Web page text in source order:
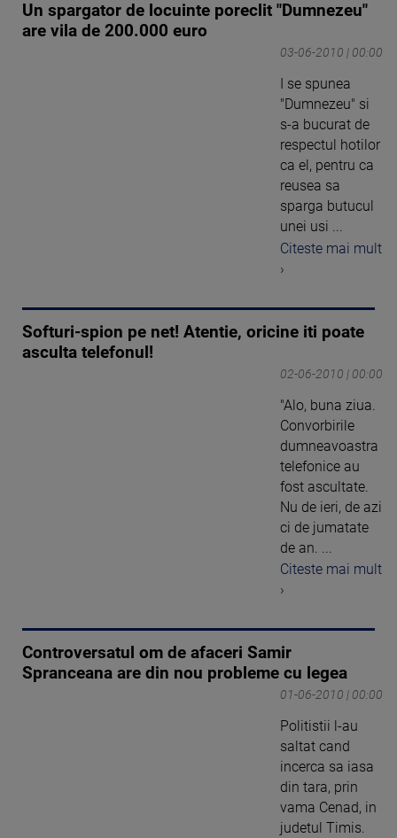
Un spargator de locuinte poreclit "Dumnezeu"
are vila de 200.000 euro
03-06-2010 | 00:00
I se spunea
"Dumnezeu" si
s-a bucurat de
respectul hotilor
ca el, pentru ca
reusea sa
sparga butucul
unei usi ...
Citeste mai mult
›
Softuri-spion pe net! Atentie, oricine iti poate
asculta telefonul!
02-06-2010 | 00:00
"Alo, buna ziua.
Convorbirile
dumneavoastra
telefonice au
fost ascultate.
Nu de ieri, de azi
ci de jumatate
de an. ...
Citeste mai mult
›
Controversatul om de afaceri Samir
Spranceana are din nou probleme cu legea
01-06-2010 | 00:00
Politistii l-au
saltat cand
incerca sa iasa
din tara, prin
vama Cenad, in
judetul Timis.